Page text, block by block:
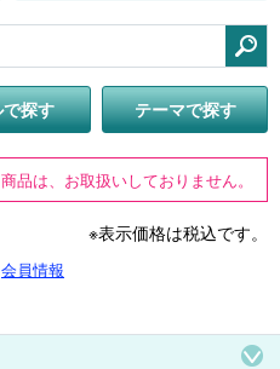
探す テーマで探す
品は、お取扱いしておりません。
※表示価格は税込です。
会員情報